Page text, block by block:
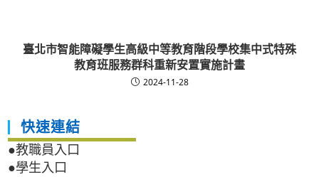
臺北市智能障礙學生高級中等教育階段學校集中式特殊
教育班服務群科重新安置實施計畫
2024-11-28
快速連結
●教職員入口
●學生入口